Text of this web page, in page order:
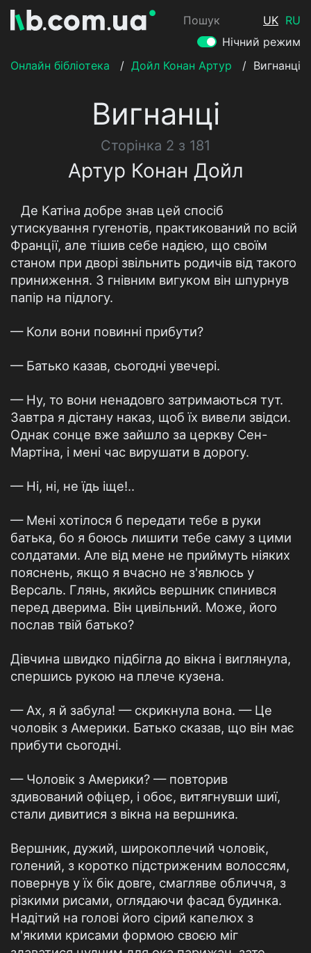
Пошук UK RU
Нічний режим
Онлайн бібліотека
/ Дойл Конан Артур / Вигнанці
Вигнанці
Сторінка 2 з 181
Артур Конан Дойл
Де Катіна добре знав цей спосіб
утискування гугенотів, практикований по всій
Франції, але тішив себе надією, що своїм
станом при дворі звільнить родичів від такого
приниження. З гнівним вигуком він шпурнув
папір на підлогу.
— Коли вони повинні прибути?
— Батько казав, сьогодні увечері.
— Ну, то вони ненадовго затримаються тут.
Завтра я дістану наказ, щоб їх вивели звідси.
Однак сонце вже зайшло за церкву Сен-
Мартіна, і мені час вирушати в дорогу.
— Ні, ні, не їдь іще!..
— Мені хотілося б передати тебе в руки
батька, бо я боюсь лишити тебе саму з цими
солдатами. Але від мене не приймуть ніяких
пояснень, якщо я вчасно не з'явлюсь у
Версаль. Глянь, якийсь вершник спинився
перед дверима. Він цивільний. Може, його
послав твій батько?
Дівчина швидко підбігла до вікна і виглянула,
спершись рукою на плече кузена.
— Ах, я й забула! — скрикнула вона. — Це
чоловік з Америки. Батько сказав, що він має
прибути сьогодні.
— Чоловік з Америки? — повторив
здивований офіцер, і обоє, витягнувши шиї,
стали дивитися з вікна на вершника.
Вершник, дужий, широкоплечий чоловік,
голений, з коротко підстриженим волоссям,
повернув у їх бік довге, смагляве обличчя, з
різкими рисами, оглядаючи фасад будинка.
Надітий на голові його сірий капелюх з
м'якими крисами формою своєю міг